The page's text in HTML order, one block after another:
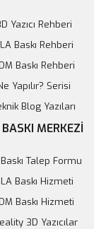
Yazıcı Rehberi
Baskı Rehberi
Baskı Rehberi
Yapılır? Serisi
Blog Yazıları
MERKEZİ
Talep Formu
Baskı Hizmeti
Baskı Hizmeti
3D Yazıcılar